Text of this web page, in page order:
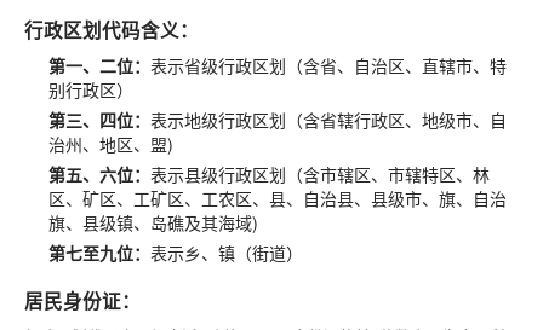
行政区划代码含义：
第一、二位： 表示省级行政区划（含省、自治区、直辖市、特
别行政区）
第三、四位： 表示地级行政区划（含省辖行政区、地级市、自
治州、地区、盟)
第五、六位： 表示县级行政区划（含市辖区、市辖特区、林
区、矿区、工矿区、工农区、县、自治县、县级市、旗、自治
旗、县级镇、岛礁及其海域)
第七至九位： 表示乡、镇（街道）
居民身份证：